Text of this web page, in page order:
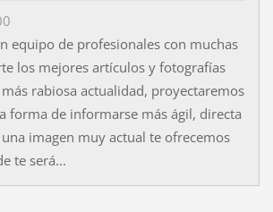
equipo de profesionales con muchas
los mejores artículos y fotografías
rabiosa actualidad, proyectaremos
forma de informarse más ágil, directa
imagen muy actual te ofrecemos
te será...